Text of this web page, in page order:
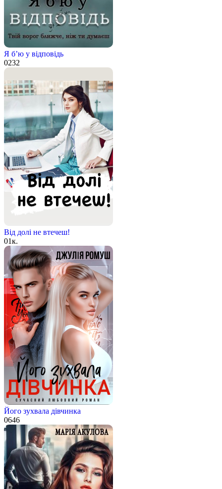
Я б’ю у відповідь
0232
Від долі не втечеш!
01к.
Його зухвала дівчинка
0646